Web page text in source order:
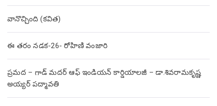
వానొచ్చింది (కవిత)
ఈ తరం నడక-26- రోహిణి వంజారి
ప్రమద – గాడ్ మదర్ ఆఫ్ ఇండియన్ కార్డియాలజీ – డా.శివరామకృష్ణ
అయ్యర్ పద్మావతి